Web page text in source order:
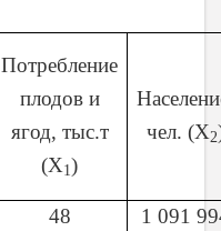
Потребление
плодов и
ягод, тыс.т
(Х1)
чел. (X2
48
1 091